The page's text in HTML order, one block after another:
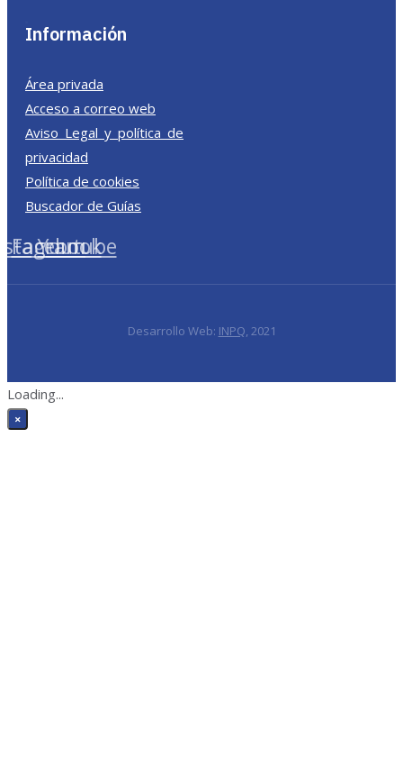
Información
Área privada
Acceso a correo web
Aviso Legal y política de
privacidad
Política de cookies
Buscador de Guías
Facebook
Youtube
Desarrollo Web: INPQ, 2021
Loading...
×